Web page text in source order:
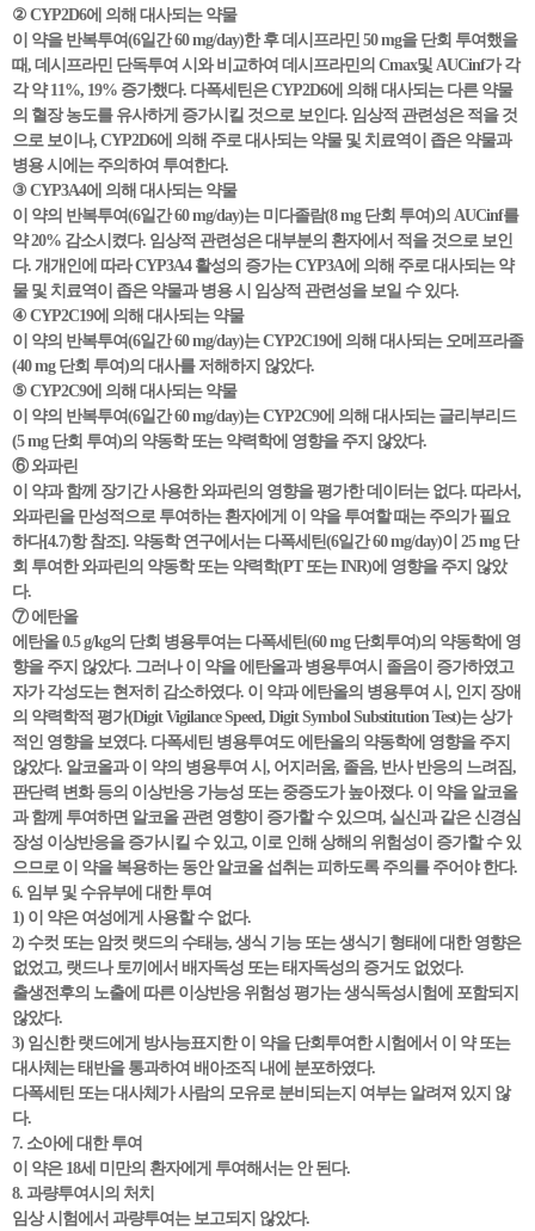
② CYP2D6에 의해 대사되는 약물
이 약을 반복투여(6일간 60 mg/day)한 후 데시프라민 50 mg을 단회 투여했을
때, 데시프라민 단독투여 시와 비교하여 데시프라민의 Cmax및 AUCinf가 각
각 약 11%, 19% 증가했다. 다폭세틴은 CYP2D6에 의해 대사되는 다른 약물
의 혈장 농도를 유사하게 증가시킬 것으로 보인다. 임상적 관련성은 적을 것
으로 보이나, CYP2D6에 의해 주로 대사되는 약물 및 치료역이 좁은 약물과
병용 시에는 주의하여 투여한다.
③ CYP3A4에 의해 대사되는 약물
이 약의 반복투여(6일간 60 mg/day)는 미다졸람(8 mg 단회 투여)의 AUCinf를
약 20% 감소시켰다. 임상적 관련성은 대부분의 환자에서 적을 것으로 보인
다. 개개인에 따라 CYP3A4 활성의 증가는 CYP3A에 의해 주로 대사되는 약
물 및 치료역이 좁은 약물과 병용 시 임상적 관련성을 보일 수 있다.
④ CYP2C19에 의해 대사되는 약물
이 약의 반복투여(6일간 60 mg/day)는 CYP2C19에 의해 대사되는 오메프라졸
(40 mg 단회 투여)의 대사를 저해하지 않았다.
⑤ CYP2C9에 의해 대사되는 약물
이 약의 반복투여(6일간 60 mg/day)는 CYP2C9에 의해 대사되는 글리부리드
(5 mg 단회 투여)의 약동학 또는 약력학에 영향을 주지 않았다.
⑥ 와파린
이 약과 함께 장기간 사용한 와파린의 영향을 평가한 데이터는 없다. 따라서,
와파린을 만성적으로 투여하는 환자에게 이 약을 투여할 때는 주의가 필요
하다[4.7)항 참조]. 약동학 연구에서는 다폭세틴(6일간 60 mg/day)이 25 mg 단
회 투여한 와파린의 약동학 또는 약력학(PT 또는 INR)에 영향을 주지 않았
다.
⑦ 에탄올
에탄올 0.5 g/kg의 단회 병용투여는 다폭세틴(60 mg 단회투여)의 약동학에 영
향을 주지 않았다. 그러나 이 약을 에탄올과 병용투여시 졸음이 증가하였고
자가 각성도는 현저히 감소하였다. 이 약과 에탄올의 병용투여 시, 인지 장애
의 약력학적 평가(Digit Vigilance Speed, Digit Symbol Substitution Test)는 상가
적인 영향을 보였다. 다폭세틴 병용투여도 에탄올의 약동학에 영향을 주지
않았다. 알코올과 이 약의 병용투여 시, 어지러움, 졸음, 반사 반응의 느려짐,
판단력 변화 등의 이상반응 가능성 또는 중증도가 높아졌다. 이 약을 알코올
과 함께 투여하면 알코올 관련 영향이 증가할 수 있으며, 실신과 같은 신경심
장성 이상반응을 증가시킬 수 있고, 이로 인해 상해의 위험성이 증가할 수 있
으므로 이 약을 복용하는 동안 알코올 섭취는 피하도록 주의를 주어야 한다.
6. 임부 및 수유부에 대한 투여
1) 이 약은 여성에게 사용할 수 없다.
2) 수컷 또는 암컷 랫드의 수태능, 생식 기능 또는 생식기 형태에 대한 영향은
없었고, 랫드나 토끼에서 배자독성 또는 태자독성의 증거도 없었다.
출생전후의 노출에 따른 이상반응 위험성 평가는 생식독성시험에 포함되지
않았다.
3) 임신한 랫드에게 방사능표지한 이 약을 단회투여한 시험에서 이 약 또는
대사체는 태반을 통과하여 배아조직 내에 분포하였다.
다폭세틴 또는 대사체가 사람의 모유로 분비되는지 여부는 알려져 있지 않
다.
7. 소아에 대한 투여
이 약은 18세 미만의 환자에게 투여해서는 안 된다.
8. 과량투여시의 처치
임상 시험에서 과량투여는 보고되지 않았다.